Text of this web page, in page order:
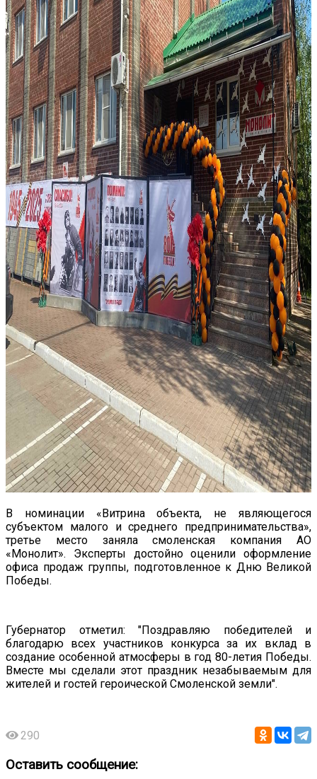
В номинации «Витрина объекта, не являющегося
субъектом малого и среднего предпринимательства»,
третье место заняла смоленская компания АО
«Монолит». Эксперты достойно оценили оформление
офиса продаж группы, подготовленное к Дню Великой
Победы.
Губернатор отметил: "Поздравляю победителей и
благодарю всех участников конкурса за их вклад в
создание особенной атмосферы в год 80-летия Победы.
Вместе мы сделали этот праздник незабываемым для
жителей и гостей героической Смоленской земли".
290
Оставить сообщение: